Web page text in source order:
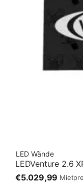
LED Wände
€5.029,99